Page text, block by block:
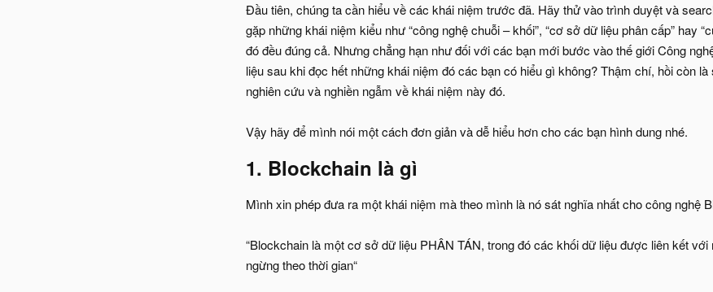
Đầu tiên, chúng ta cần hiểu về các khái niệm trước đã. Hãy thử vào trình duyệt và
gặp những khái niệm kiểu như “công nghệ chuỗi – khối”, “cơ sở dữ liệu phân cấp” hay
đó đều đúng cả. Nhưng chẳng hạn như đối với các bạn mới bước vào thế giới Công
liệu sau khi đọc hết những khái niệm đó các bạn có hiểu gì không? Thậm chí, hồi còn
nghiên cứu và nghiền ngẫm về khái niệm này đó.
Vậy hãy để mình nói một cách đơn giản và dễ hiểu hơn cho các bạn hình dung nhé.
1. Blockchain là gì​
Mình xin phép đưa ra một khái niệm mà theo mình là nó sát nghĩa nhất cho công nghệ
“Blockchain là một cơ sở dữ liệu PHÂN TÁN, trong đó các khối dữ liệu được liên kết
ngừng theo thời gian“